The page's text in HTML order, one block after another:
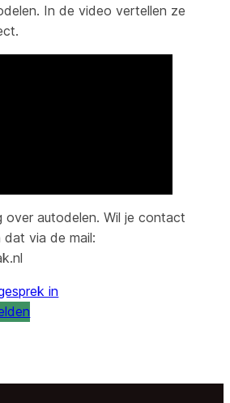
In de video vertellen ze
over autodelen. Wil je contact
via de mail:
in